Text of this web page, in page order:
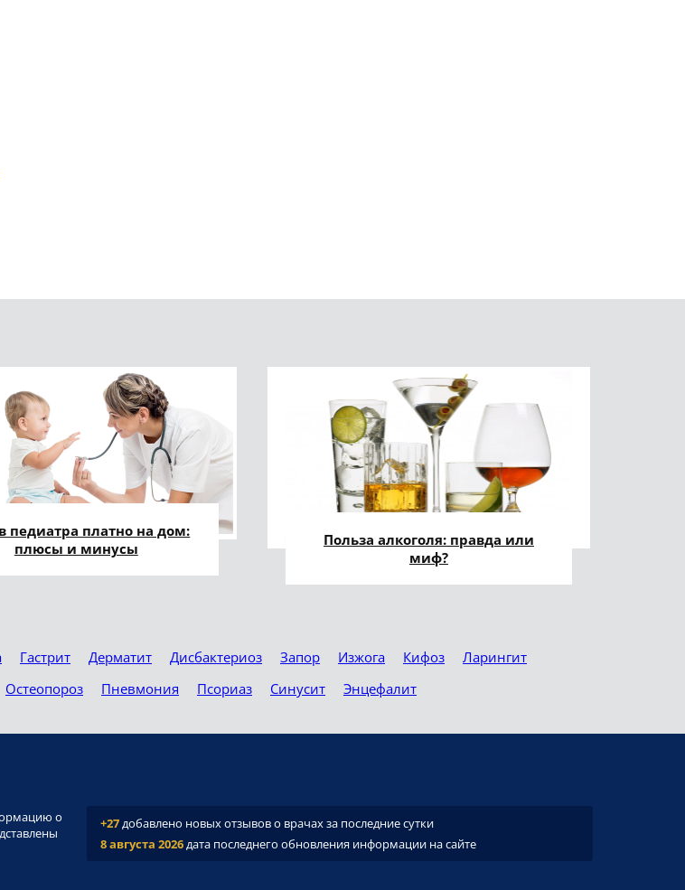
педиатра платно на дом:
плюсы и минусы
Польза алкоголя: правда или
миф?
Гастрит Дерматит Дисбактериоз Запор Изжога Кифоз
Ларингит
Остеопороз Пневмония Псориаз Синусит Энцефалит
о
+27добавлено новых отзывов о врачах за последние сутки
8 августа 2026дата последнего обновления информации на сайте